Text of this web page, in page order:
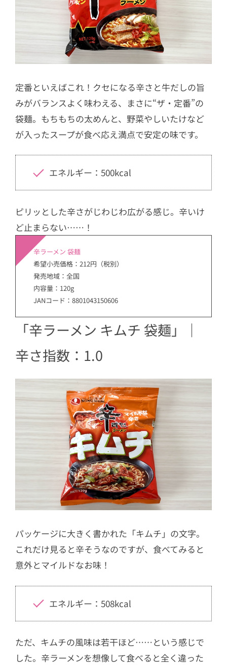
定番といえばこれ！クセになる辛さと牛だしの旨
みがバランスよく味わえる、まさに“ザ・定番”の
袋麺。もちもちの太めんと、野菜やしいたけなど
が入ったスープが食べ応え満点で安定の味です。
エネルギー：500kcal
ピリッとした辛さがじわじわ広がる感じ。辛いけ
ど止まらない……！
辛ラーメン 袋麺
希望小売価格：212円（税別）
発売地域：全国
内容量：120g
JANコード：8801043150606
「辛ラーメン キムチ 袋麺」｜
辛さ指数：1.0
パッケージに大きく書かれた「キムチ」の文字。
これだけ見ると辛そうなのですが、食べてみると
意外とマイルドなお味！
エネルギー：508kcal
ただ、キムチの風味は若干ほど……という感じで
した。辛ラーメンを想像して食べると全く違った